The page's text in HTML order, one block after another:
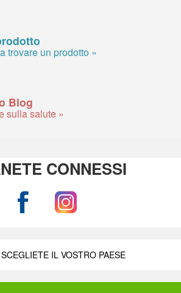
trovare un prodotto »
Blog
sulla salute »
CONNESSI
SCEGLIETE IL VOSTRO PAESE